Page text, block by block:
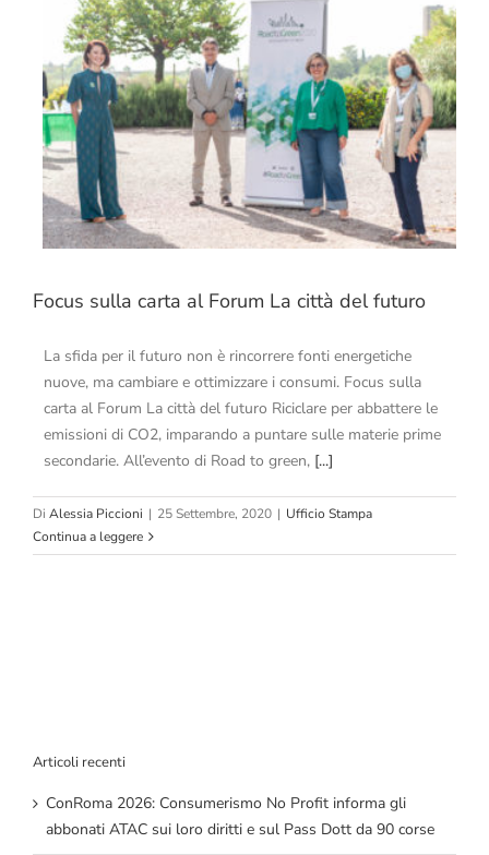
Focus sulla carta al Forum La città del futuro
La sfida per il futuro non è rincorrere fonti energetiche
nuove, ma cambiare e ottimizzare i consumi. Focus sulla
carta al Forum La città del futuro Riciclare per abbattere le
emissioni di CO2, imparando a puntare sulle materie prime
secondarie. All’evento di Road to green, [...]
Di Alessia Piccioni | 25 Settembre, 2020 | Ufficio Stampa
Continua a leggere
Articoli recenti
ConRoma 2026: Consumerismo No Profit informa gli
abbonati ATAC sui loro diritti e sul Pass Dott da 90 corse